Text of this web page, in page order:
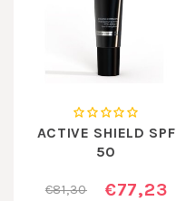
ACTIVE SHIELD SPF
50
€81,30 €77,23